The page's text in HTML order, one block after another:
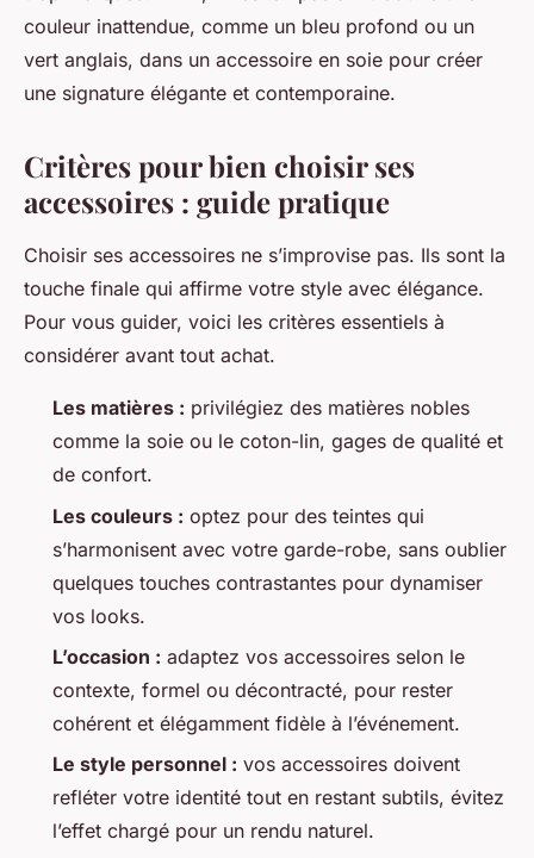
couleur inattendue, comme un bleu profond ou un
vert anglais, dans un accessoire en soie pour créer
une signature élégante et contemporaine.
Critères pour bien choisir ses
accessoires : guide pratique
Choisir ses accessoires ne s’improvise pas. Ils sont la
touche finale qui affirme votre style avec élégance.
Pour vous guider, voici les critères essentiels à
considérer avant tout achat.
Les matières : privilégiez des matières nobles
comme la soie ou le coton-lin, gages de qualité et
de confort.
Les couleurs : optez pour des teintes qui
s’harmonisent avec votre garde-robe, sans oublier
quelques touches contrastantes pour dynamiser
vos looks.
L’occasion : adaptez vos accessoires selon le
contexte, formel ou décontracté, pour rester
cohérent et élégamment fidèle à l’événement.
Le style personnel : vos accessoires doivent
refléter votre identité tout en restant subtils, évitez
l’effet chargé pour un rendu naturel.